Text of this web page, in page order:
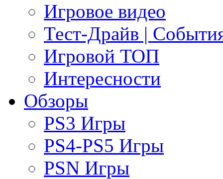
Игровое видео
Тест-Драйв |
Игровой ТОП
Интересности
Обзоры
PS3 Игры
PS4-PS5 Игры
PSN Игры